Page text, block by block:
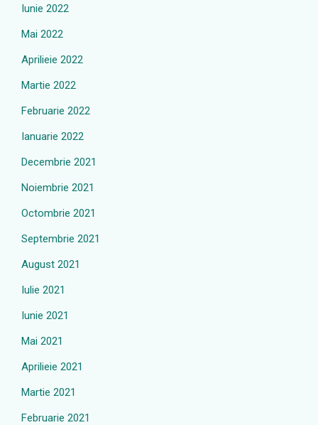
Iunie 2022
Mai 2022
Aprilieie 2022
Martie 2022
Februarie 2022
Ianuarie 2022
Decembrie 2021
Noiembrie 2021
Octombrie 2021
Septembrie 2021
August 2021
Iulie 2021
Iunie 2021
Mai 2021
Aprilieie 2021
Martie 2021
Februarie 2021